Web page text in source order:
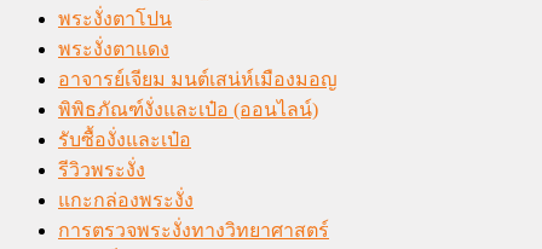
พระงั่งตาโปน
พระงั่งตาแดง
อาจารย์เจียม มนต์เสน่ห์เมืองมอญ
พิพิธภัณฑ์งั่งและเป๋อ (ออนไลน์)
รับซื้องั่งและเป๋อ
รีวิวพระงั่ง
แกะกล่องพระงั่ง
การตรวจพระงั่งทางวิทยาศาสตร์